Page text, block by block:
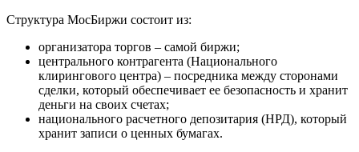
Структура МосБиржи состоит из:
организатора торгов – самой биржи;
центрального контрагента (Национального
клирингового центра) – посредника между сторонами
сделки, который обеспечивает ее безопасность и хранит
деньги на своих счетах;
национального расчетного депозитария (НРД), который
хранит записи о ценных бумагах.